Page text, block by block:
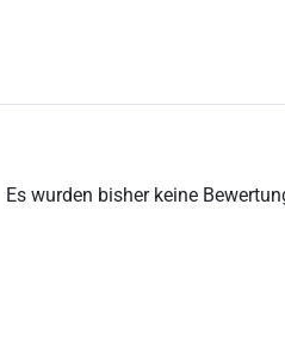
Es wurden bisher keine